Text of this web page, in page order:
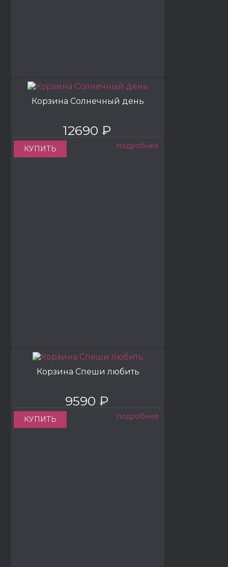
Корзина Солнечный день
12690 ₽
КУПИТЬ подробнее
Корзина Спеши любить
9590 ₽
КУПИТЬ подробнее